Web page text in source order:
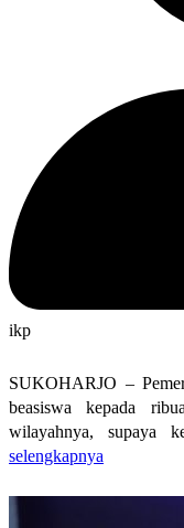
ikp
SUKOHARJO –
beasiswa kepada
wilayahnya, supaya
selengkapnya